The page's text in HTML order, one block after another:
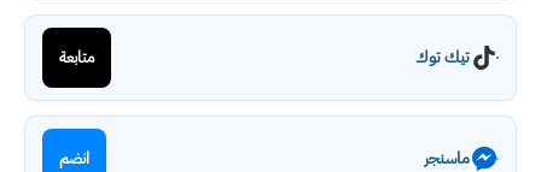
تيك توك متابعة
ماسنجر انضم